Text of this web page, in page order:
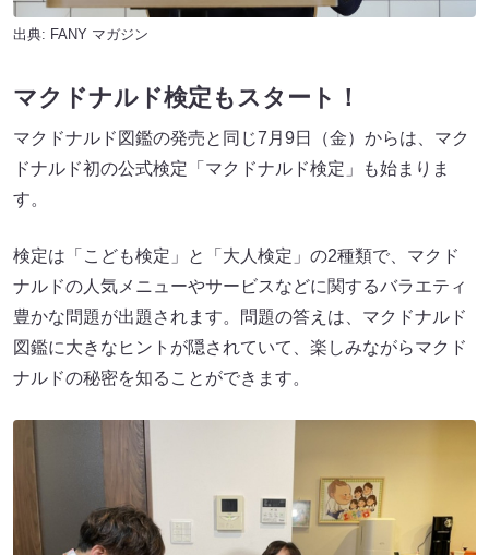
出典: FANY マガジン
マクドナルド検定もスタート！
マクドナルド図鑑の発売と同じ7月9日（金）からは、マク
ドナルド初の公式検定「マクドナルド検定」も始まりま
す。
検定は「こども検定」と「大人検定」の2種類で、マクド
ナルドの人気メニューやサービスなどに関するバラエティ
豊かな問題が出題されます。問題の答えは、マクドナルド
図鑑に大きなヒントが隠されていて、楽しみながらマクド
ナルドの秘密を知ることができます。